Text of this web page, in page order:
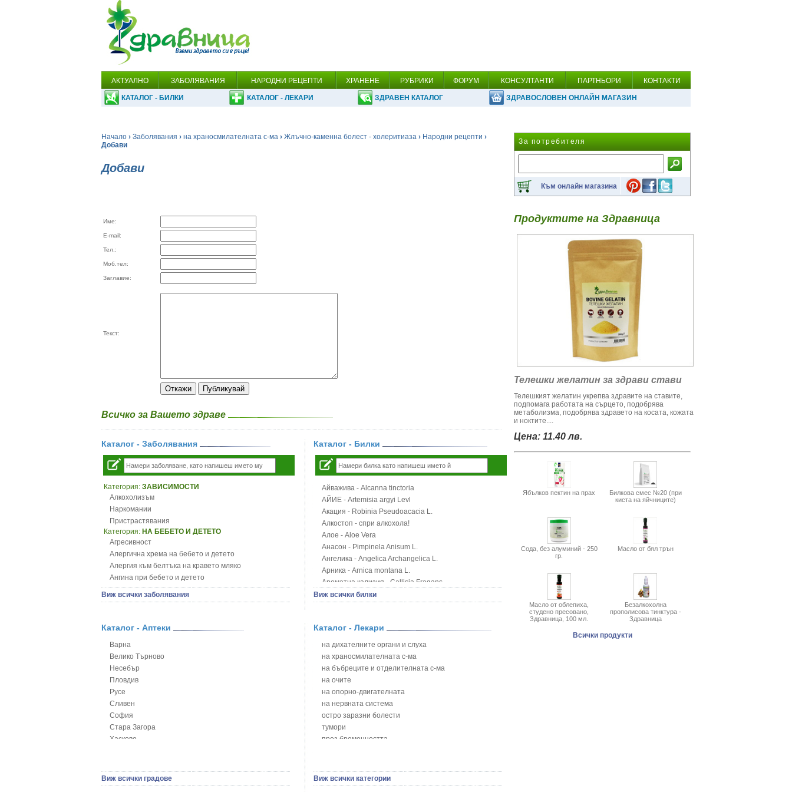
АКТУАЛНО ЗАБОЛЯВАНИЯ НАРОДНИ РЕЦЕПТИ ХРАНЕНЕ РУБРИКИ ФОРУМ КОНСУЛТАНТИ ПАРТНЬОРИ КОНТАКТИ
КАТАЛОГ - БИЛКИ КАТАЛОГ - ЛЕКАРИ ЗДРАВЕН КАТАЛОГ ЗДРАВОСЛОВЕН ОНЛАЙН МАГАЗИН
Начало › Заболявания › на храносмилателната с-ма › Жлъчно-каменна болест - холеритиаза › Народни рецепти ›
Добави
Добави
Име:
E-mail:
Тел.:
Моб.тел:
Заглавие:
Текст:
Всичко за Вашето здраве
Каталог - Заболявания
Категория: ЗАВИСИМОСТИ
Алкохолизъм
Наркомании
Пристрастявания
Категория: НА БЕБЕТО И ДЕТЕТО
Агресивност
Алергична хрема на бебето и детето
Алергия към белтъка на кравето мляко
Ангина при бебето и детето
Анемия при бебето и детето
Апетит - пълни деца
Безапетитие при бебето и детето
Бронхит и пневмония при деца
Варицела
Висока температура на бебето и детето
Възпаление на ушите на бебето и детето
Глисти
Грижа за пъпа на новороденото
Грип при бебето и детето
Гърч
Детски диабет
Виж всички заболявания
Каталог - Билки
Айважива - Alcanna tinctoria
АЙИЕ - Artemisia argyi Levl
Акация - Robinia Pseudoacacia L.
Алкостоп - спри алкохола!
Алое - Aloe Vera
Анасон - Pimpinela Anisum L.
Ангелика - Angelica Archangelica L.
Арника - Arnica montana L.
Ароматна кализия - Callisia Fragans
Арония - Sorbus melanocorpa
Блатен аир - Acorus calamus L.
Блатен тъжник - Spirea ulmaria L.
Блян
Бобови шушулки - Phaseolus Vulgaris L.
Божур - Paeonia Decora
Борови връхчета - Pinus sylvestris
Босилек - Ocimum Basillicum
Брей - Tamus Communis
Брош - Rubia tinctorum L.
Бръшлян - Hedera helix L.
Бял имел - Viscum album L.
Бял оман - Inula Helenium L.
Виж всички билки
Каталог - Аптеки
Варна
Велико Търново
Несебър
Пловдив
Русе
Сливен
София
Стара Загора
Хасково
Виж всички градове
Каталог - Лекари
на дихателните органи и слуха
на храносмилателната с-ма
на бъбреците и отделителната с-ма
на очите
на опорно-двигателната
на нервната система
остро заразни болести
тумори
през бременността
сексуални проблеми
на половите органи
Виж всички категории
За потребителя
Към онлайн магазина
Продуктите на Здравница
Телешки желатин за здрави стави
Телешкият желатин укрепва здравите на ставите,
подпомага работата на сърцето, подобрява
метаболизма, подобрява здравето на косата, кожата
и ноктите....
Цена: 11.40 лв.
Ябълков пектин на прах
Билкова смес №20 (при
киста на яйчниците)
Сода, без алуминий - 250
гр.
Масло от бял трън
Масло от облепиха,
студено пресовано,
Здравница, 100 мл.
Безалкохолна
прополисова тинктура -
Здравница
Всички продукти